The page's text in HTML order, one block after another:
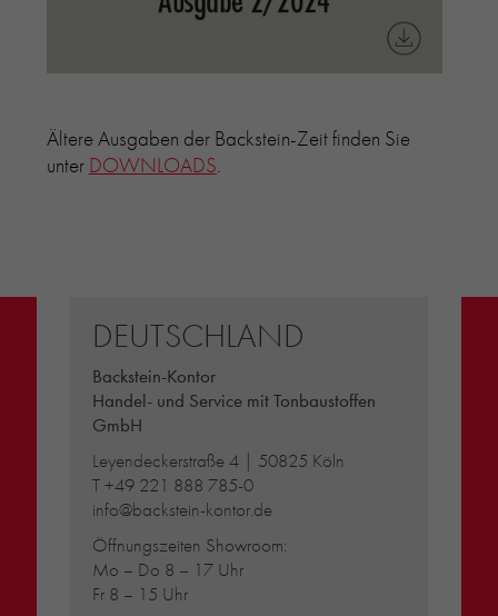
Ältere Ausgaben der Backstein-Zeit finden Sie
unter DOWNLOADS.
DEUTSCHLAND
Backstein-Kontor
Handel- und Service mit Tonbaustoffen
GmbH
Leyendeckerstraße 4 | 50825 Köln
T+49 221 888 785-0
info@backstein-kontor.de
Öffnungszeiten Showroom:
Mo – Do 8 – 17 Uhr
Fr 8 – 15 Uhr